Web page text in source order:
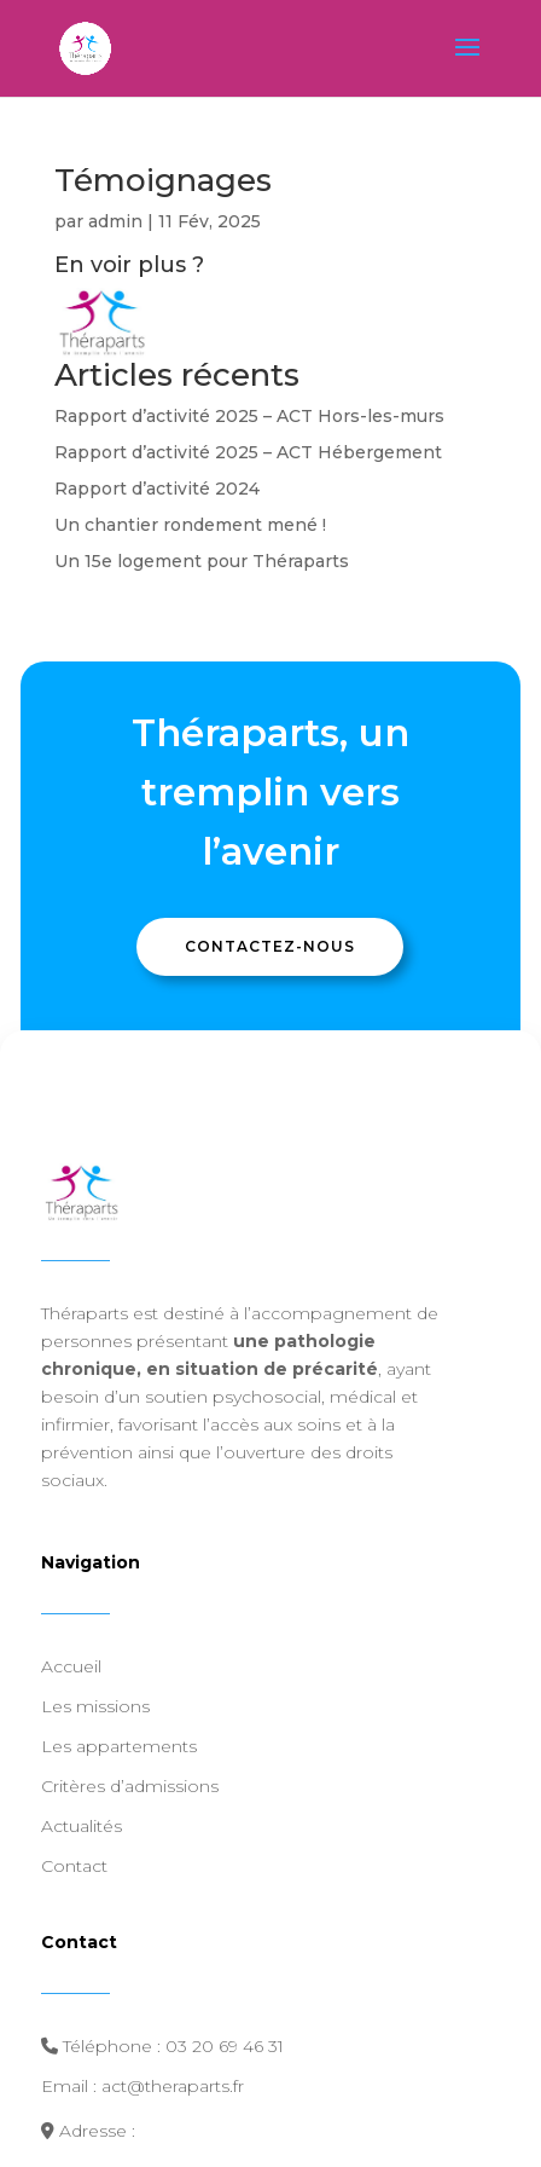
Témoignages
par admin | 11 Fév, 2025
En voir plus ?
Articles récents
Rapport d’activité 2025 – ACT Hors-les-murs
Rapport d’activité 2025 – ACT Hébergement
Rapport d’activité 2024
Un chantier rondement mené !
Un 15e logement pour Théraparts
Théraparts, un
tremplin vers
l’avenir
CONTACTEZ-NOUS
Théraparts est destiné à l’accompagnement de
personnes présentant une pathologie
chronique, en situation de précarité, ayant
besoin d’un soutien psychosocial, médical et
infirmier, favorisant l’accès aux soins et à la
prévention ainsi que l’ouverture des droits
sociaux.
Navigation
Accueil
Les missions
Les appartements
Critères d’admissions
Actualités
Contact
Contact
Téléphone : 03 20 69 46 31
Email : act@theraparts.fr
Adresse :